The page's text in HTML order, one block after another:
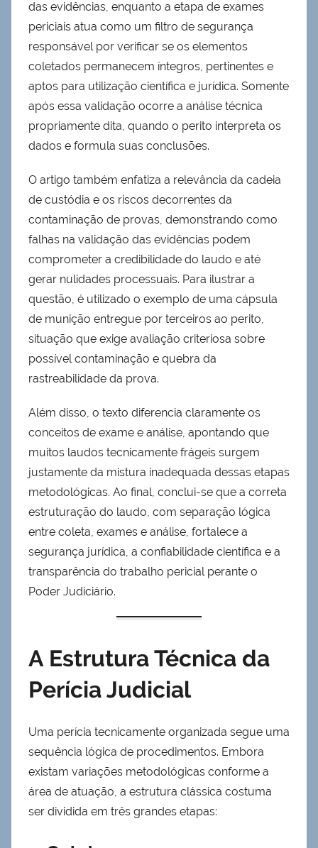
das evidências, enquanto a etapa de exames
periciais atua como um filtro de segurança
responsável por verificar se os elementos
coletados permanecem íntegros, pertinentes e
aptos para utilização científica e jurídica. Somente
após essa validação ocorre a análise técnica
propriamente dita, quando o perito interpreta os
dados e formula suas conclusões.
O artigo também enfatiza a relevância da cadeia
de custódia e os riscos decorrentes da
contaminação de provas, demonstrando como
falhas na validação das evidências podem
comprometer a credibilidade do laudo e até
gerar nulidades processuais. Para ilustrar a
questão, é utilizado o exemplo de uma cápsula
de munição entregue por terceiros ao perito,
situação que exige avaliação criteriosa sobre
possível contaminação e quebra da
rastreabilidade da prova.
Além disso, o texto diferencia claramente os
conceitos de exame e análise, apontando que
muitos laudos tecnicamente frágeis surgem
justamente da mistura inadequada dessas etapas
metodológicas. Ao final, conclui-se que a correta
estruturação do laudo, com separação lógica
entre coleta, exames e análise, fortalece a
segurança jurídica, a confiabilidade científica e a
transparência do trabalho pericial perante o
Poder Judiciário.
A Estrutura Técnica da
Perícia Judicial
Uma perícia tecnicamente organizada segue uma
sequência lógica de procedimentos. Embora
existam variações metodológicas conforme a
área de atuação, a estrutura clássica costuma
ser dividida em três grandes etapas: